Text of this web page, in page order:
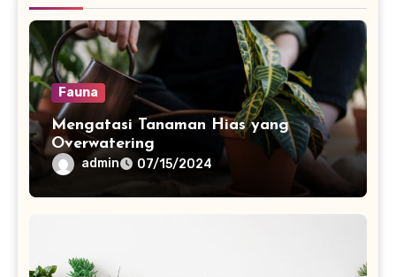
Fauna
Mengatasi Tanaman Hias yang
Overwatering
admin 07/15/2024